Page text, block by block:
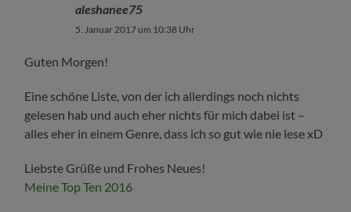
aleshanee75
5. Januar 2017 um 10:38 Uhr
Guten Morgen!
Eine schöne Liste, von der ich allerdings noch nichts
gelesen hab und auch eher nichts für mich dabei ist –
alles eher in einem Genre, dass ich so gut wie nie lese xD
Liebste Grüße und Frohes Neues!
Meine Top Ten 2016